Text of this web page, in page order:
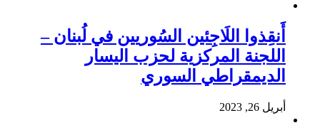
أَنقِذوا اللَاجِئين السُوريين في لُبنان –
اللجنة المركزية لحزب اليسار
الديمقراطي السوري
أبريل 26, 2023